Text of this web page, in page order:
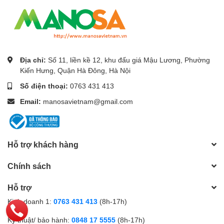
Địa chỉ: Số 11, liền kề 12, khu đấu giá Mậu Lương, Phường
Kiến Hưng, Quận Hà Đông, Hà Nội
Số điện thoại: 0763 431 413
Email: manosavietnam@gmail.com
Hỗ trợ khách hàng
Chính sách
Hỗ trợ
Kinh doanh 1: 0763 431 413 (8h-17h)
Kỹ thuật/ bảo hành: 0848 17 5555 (8h-17h)